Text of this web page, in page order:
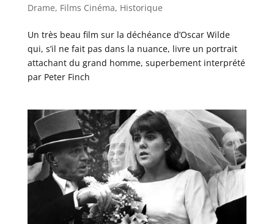
Drame, Films Cinéma, Historique
Un très beau film sur la déchéance d’Oscar Wilde
qui, s’il ne fait pas dans la nuance, livre un portrait
attachant du grand homme, superbement interprété
par Peter Finch